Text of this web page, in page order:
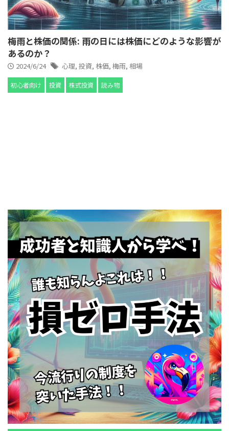
梅雨と株価の関係: 雨の日には株価にどのような影響が
あるのか？
2024/6/24 心理, 投資, 株価, 梅雨, 相場
初心者向け 投資 株式投資 読み物